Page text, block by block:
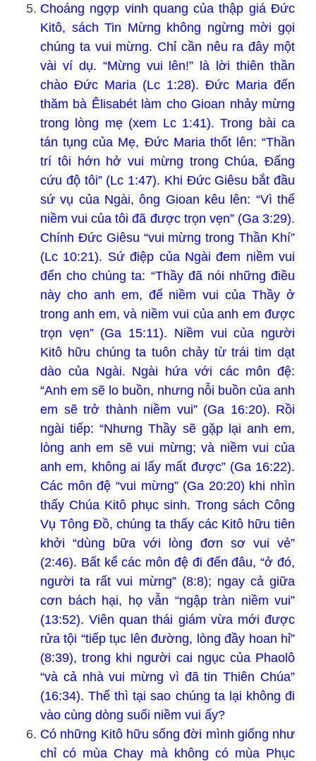
Choáng ngợp vinh quang của thập giá Đức
Kitô, sách Tin Mừng không ngừng mời gọi
chúng ta vui mừng. Chỉ cần nêu ra đây một
vài ví dụ. “Mừng vui lên!” là lời thiên thần
chào Đức Maria (Lc 1:28). Đức Maria đến
thăm bà Êlisabét làm cho Gioan nhảy mừng
trong lòng mẹ (xem Lc 1:41). Trong bài ca
tán tụng của Mẹ, Đức Maria thốt lên: “Thần
trí tôi hớn hở vui mừng trong Chúa, Ðấng
cứu độ tôi” (Lc 1:47). Khi Đức Giêsu bắt đầu
sứ vụ của Ngài, ông Gioan kêu lên: “Vì thế
niềm vui của tôi đã được trọn vẹn” (Ga 3:29).
Chính Đức Giêsu “vui mừng trong Thần Khí”
(Lc 10:21). Sứ điệp của Ngài đem niềm vui
đến cho chúng ta: “Thầy đã nói những điều
này cho anh em, để niềm vui của Thầy ở
trong anh em, và niềm vui của anh em được
trọn vẹn” (Ga 15:11). Niềm vui của người
Kitô hữu chúng ta tuôn chảy từ trái tim dạt
dào của Ngài. Ngài hứa với các môn đệ:
“Anh em sẽ lo buồn, nhưng nỗi buồn của anh
em sẽ trở thành niềm vui” (Ga 16:20). Rồi
ngài tiếp: “Nhưng Thầy sẽ gặp lại anh em,
lòng anh em sẽ vui mừng; và niềm vui của
anh em, không ai lấy mất được” (Ga 16:22).
Các môn đệ “vui mừng” (Ga 20:20) khi nhìn
thấy Chúa Kitô phục sinh. Trong sách Công
Vụ Tông Đồ, chúng ta thấy các Kitô hữu tiên
khởi “dùng bữa với lòng đơn sơ vui vẻ”
(2:46). Bất kể các môn đệ đi đến đâu, “ở đó,
người ta rất vui mừng” (8:8); ngay cả giữa
cơn bách hại, họ vẫn “ngập tràn niềm vui”
(13:52). Viên quan thái giám vừa mới được
rửa tội “tiếp tục lên đường, lòng đầy hoan hỉ”
(8:39), trong khi người cai ngục của Phaolô
“và cả nhà vui mừng vì đã tin Thiên Chúa”
(16:34). Thế thì tại sao chúng ta lại không đi
vào cùng dòng suối niềm vui ấy?
Có những Kitô hữu sống đời mình giống như
chỉ có mùa Chay mà không có mùa Phục